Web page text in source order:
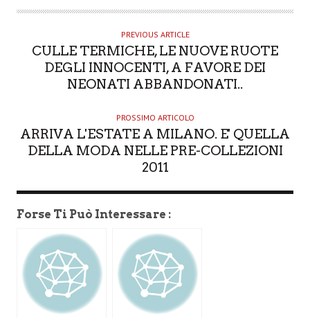
H
PREVIOUS ARTICLE
CULLE TERMICHE, LE NUOVE RUOTE
DEGLI INNOCENTI, A FAVORE DEI
NEONATI ABBANDONATI..
PROSSIMO ARTICOLO
ARRIVA L'ESTATE A MILANO. E' QUELLA
DELLA MODA NELLE PRE-COLLEZIONI
2011
Forse Ti Può Interessare :